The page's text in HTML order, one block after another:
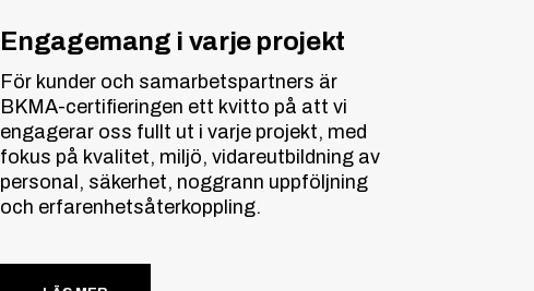
Engagemang i varje projekt
För kunder och samarbetspartners är
BKMA-certifieringen ett kvitto på att vi
engagerar oss fullt ut i varje projekt, med
fokus på kvalitet, miljö, vidareutbildning av
personal, säkerhet, noggrann uppföljning
och erfarenhetsåterkoppling.